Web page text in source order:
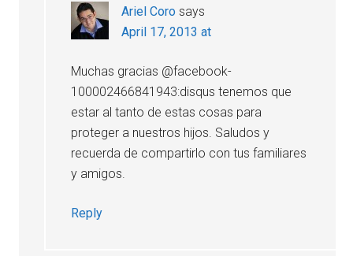
Ariel Coro says
April 17, 2013 at
Muchas gracias @facebook-
100002466841943:disqus tenemos que
estar al tanto de estas cosas para
proteger a nuestros hijos. Saludos y
recuerda de compartirlo con tus familiares
y amigos.
Reply